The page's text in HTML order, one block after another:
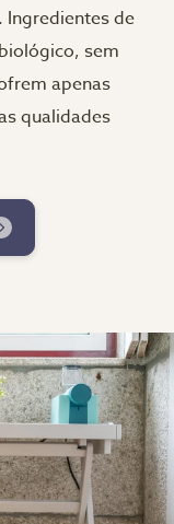
Ingredientes de
sem
apenas
qualidades